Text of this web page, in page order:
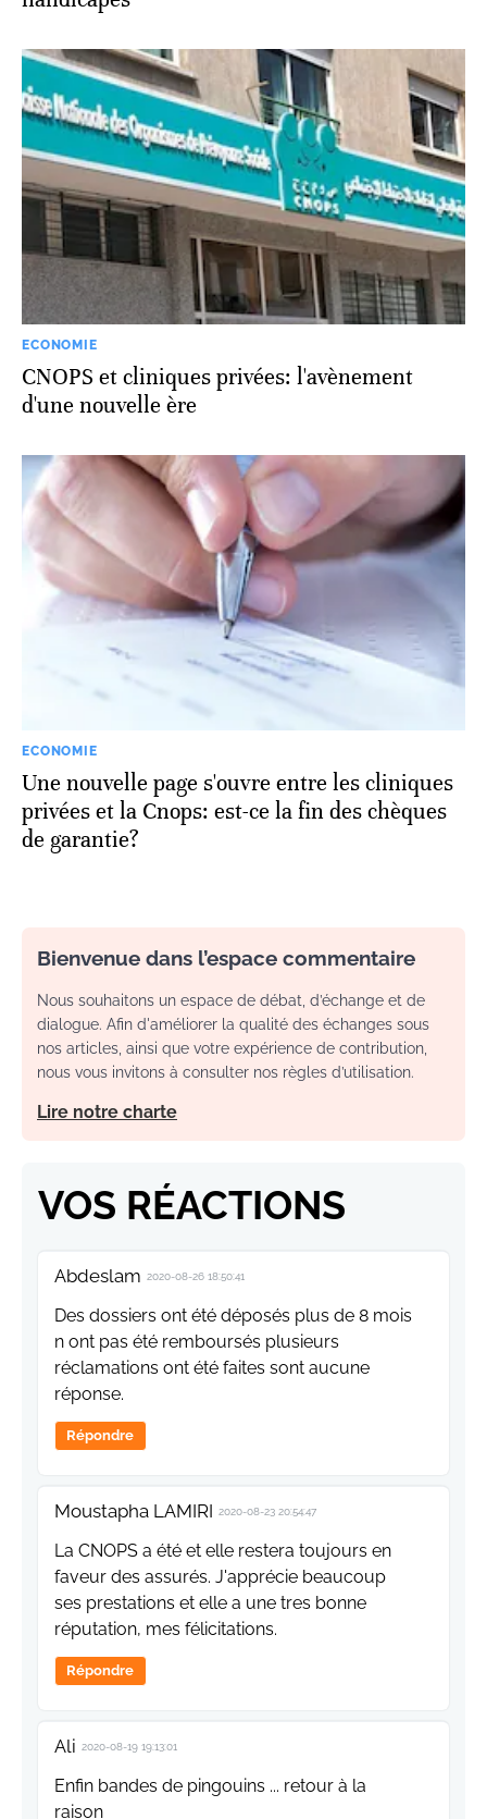
ECONOMIE
CNOPS et cliniques privées: l'avènement
d'une nouvelle ère
ECONOMIE
Une nouvelle page s'ouvre entre les cliniques
privées et la Cnops: est-ce la fin des chèques
de garantie?
Bienvenue dans l’espace commentaire
Nous souhaitons un espace de débat, d’échange et de
dialogue. Afin d'améliorer la qualité des échanges sous
nos articles, ainsi que votre expérience de contribution,
nous vous invitons à consulter nos règles d’utilisation.
Lire notre charte
VOS RÉACTIONS
Abdeslam 2020-08-26 18:50:41
Des dossiers ont été déposés plus de 8 mois
n ont pas été remboursés plusieurs
réclamations ont été faites sont aucune
réponse.
Répondre
Moustapha LAMIRI 2020-08-23 20:54:47
La CNOPS a été et elle restera toujours en
faveur des assurés. J'apprécie beaucoup
ses prestations et elle a une tres bonne
réputation, mes félicitations.
Répondre
Ali 2020-08-19 19:13:01
Enfin bandes de pingouins ... retour à la
raison